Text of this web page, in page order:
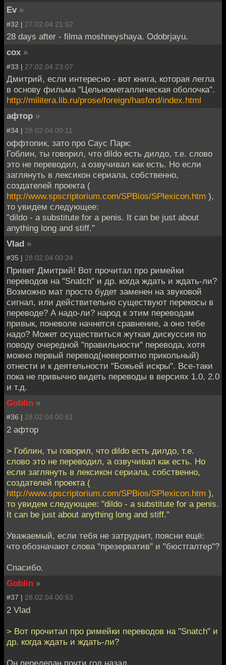
Ev »
#32 | 27.02.04 21:52
28 days after - filma moshneyshaya. Odobrjayu.
cox »
#33 | 27.02.04 23:07
Дмитрий, если интересно - вот книга, которая легла
в основу фильма "Цельнометаллическая оболочка".
http://militera.lib.ru/prose/foreign/hasford/index.html
афтор »
#34 | 28.02.04 00:11
оффтопик, зато про Саус Парк:
Гоблин, ты говорил, что dildo есть дилдо, т.е. слово
это не переводил, а озвучивал как есть. Но если
заглянуть в лексикон сериала, собственно,
создателей проекта (
http://www.spscriptorium.com/SPBios/SPlexicon.htm ),
то увидем следующее:
"dildo - a substitute for a penis. It can be just about
anything long and stiff."
Vlad »
#35 | 28.02.04 00:24
Привет Дмитрий! Вот прочитал про римейки
переводов на "Snatch" и др. когда ждать и ждать-ли?
Возможно мат просто будет заменен на звуковой
сигнал, или действительно существуют перекосы в
переводе? А надо-ли? народ к этим переводам
привык, поневоле начнется сравнение, а оно тебе
надо? Может осуществиться жуткая дискуссия по
поводу очередной "правильности" перевода, хотя
можно первый перевод(невероятно прикольный)
отнести и к деятельности "Божьей искры". Все-таки
пока не привычно видеть переводы в версиях 1.0, 2.0
и т.д.
Goblin »
#36 | 28.02.04 00:51
2 афтор
> Гоблин, ты говорил, что dildo есть дилдо, т.е.
слово это не переводил, а озвучивал как есть. Но
если заглянуть в лексикон сериала, собственно,
создателей проекта (
http://www.spscriptorium.com/SPBios/SPlexicon.htm ),
то увидем следующее: "dildo - a substitute for a penis.
It can be just about anything long and stiff."
Уважаемый, если тебя не затруднит, поясни ещё:
что обозначают слова "презерватив" и "бюстгалтер"?
Спасибо.
Goblin »
#37 | 28.02.04 00:53
2 Vlad
> Вот прочитал про римейки переводов на "Snatch" и
др. когда ждать и ждать-ли?
Он переделан почти год назад.